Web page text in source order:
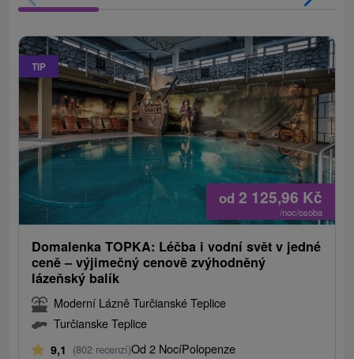
TIP
od 2 125,96 Kč
/noc/osoba
Domalenka TOPKA: Léčba i vodní svět v jedné
ceně – výjimečný cenově zvýhodněný
lázeňský balík
Moderní Lázně Turčianské Teplice
Turčianske Teplice
9,1 (802 recenzí)Od 2 NocíPolopenze